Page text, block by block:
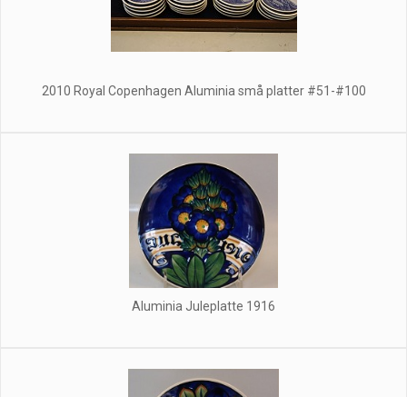
2010 Royal Copenhagen Aluminia små platter #51-#100
Aluminia Juleplatte 1916